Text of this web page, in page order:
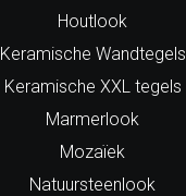
Houtlook
Keramische Wandtegels
Keramische XXL tegels
Marmerlook
Mozaïek
Natuursteenlook